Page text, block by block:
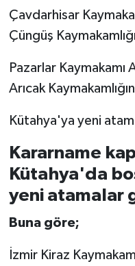
Çavdarhisar
Çüngüş
Pazarlar Kaymakamı
Arıcak
Kütahya'ya yeni
Kararname
Kütahya'da
yeni atamalar
Buna göre;
İzmir Kiraz